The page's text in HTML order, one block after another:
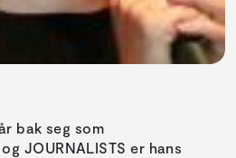
bak seg som
JOURNALISTS er hans